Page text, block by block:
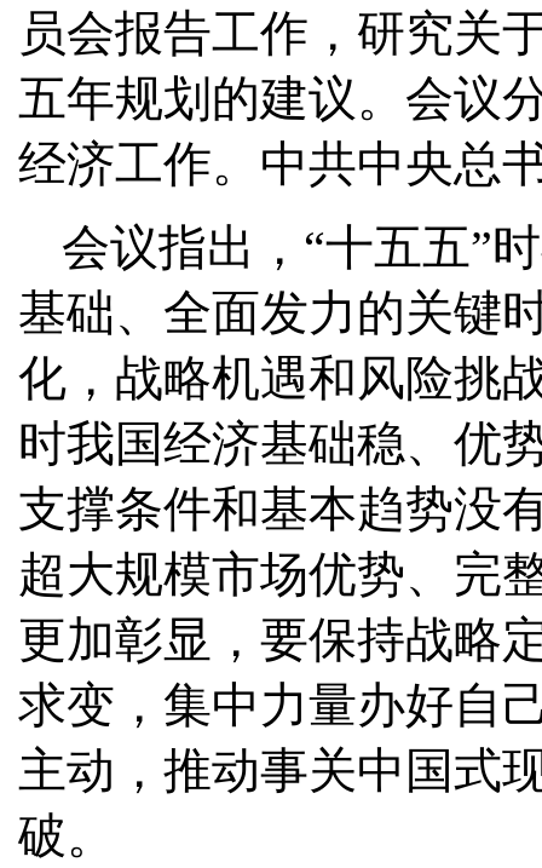
员会报告工作，研究关
五年规划的建议。会议
经济工作。中共中央总
会议指出，“十五五”
基础、全面发力的关键
化，战略机遇和风险挑
时我国经济基础稳、优
支撑条件和基本趋势没
超大规模市场优势、完
更加彰显，要保持战略
求变，集中力量办好自
主动，推动事关中国式
破。